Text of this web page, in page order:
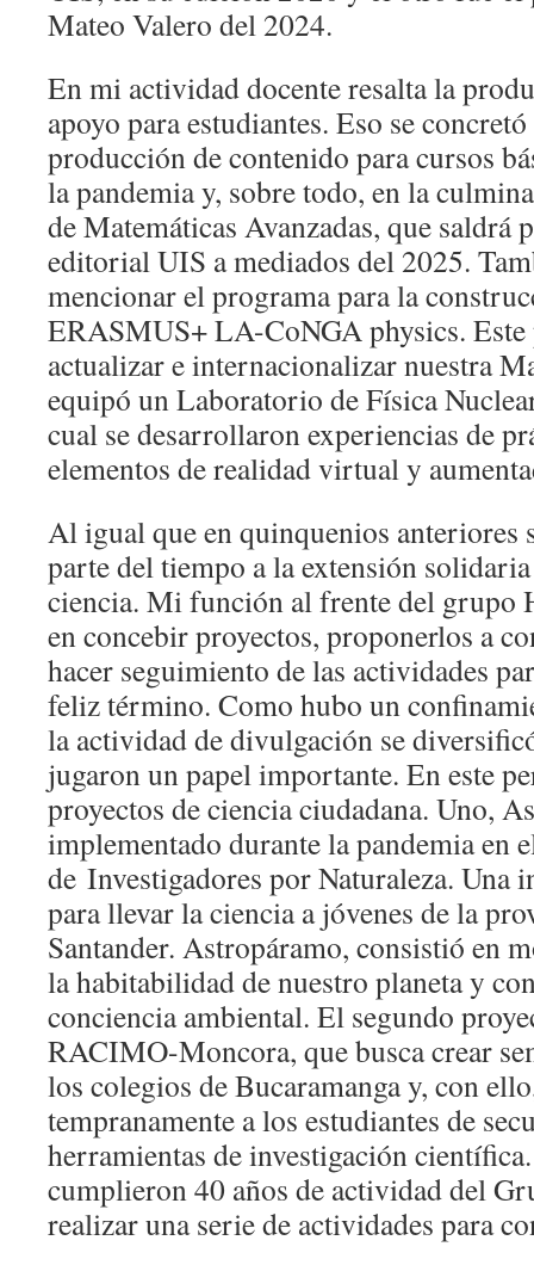
Mateo Valero del 2024.
En mi actividad docente resalta la
apoyo para estudiantes. Eso se
producción de contenido para cursos
la pandemia y, sobre todo, en la
de Matemáticas Avanzadas, que saldrá
editorial UIS a mediados del 2025.
mencionar el programa para la
ERASMUS+ LA-CoNGA physics.
actualizar e internacionalizar nuestra
equipó un Laboratorio de Física
cual se desarrollaron experiencias de
elementos de realidad virtual y
Al igual que en quinquenios anteriores
parte del tiempo a la extensión
ciencia. Mi función al frente del grupo
en concebir proyectos, proponerlos a
hacer seguimiento de las actividades
feliz término. Como hubo un
la actividad de divulgación se
jugaron un papel importante. En este
proyectos de ciencia ciudadana. Uno,
implementado durante la pandemia en
de Investigadores por Naturaleza. Una
para llevar la ciencia a jóvenes de la
Santander. Astropáramo, consistió en
la habitabilidad de nuestro planeta y
conciencia ambiental. El segundo
RACIMO-Moncora, que busca crear
los colegios de Bucaramanga y, con
tempranamente a los estudiantes de
herramientas de investigación
cumplieron 40 años de actividad del
realizar una serie de actividades para